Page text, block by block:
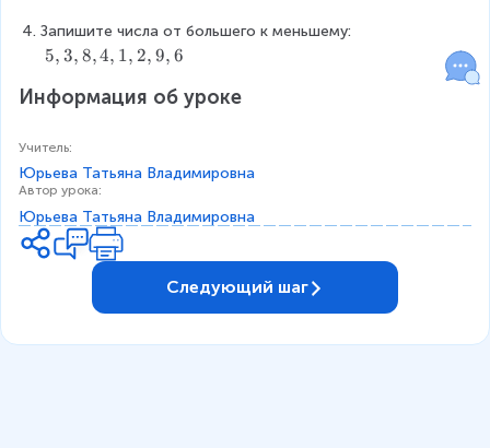
Запишите числа от большего к меньшему:
5
3
8
4
1
,
,
5, 3, 8,4, 1, 2, 9, 6
Информация об уроке
Учитель:
Юрьева Татьяна Владимировна
Автор урока:
Юрьева Татьяна Владимировна
Следующий шаг